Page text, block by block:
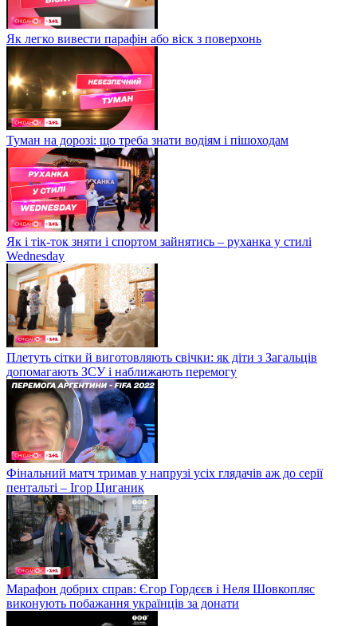
Як легко вивести парафін або віск з поверхонь
Туман на дорозі: що треба знати водіям і пішоходам
Як і тік-ток зняти і спортом зайнятись – руханка у стилі
Wednesday
Плетуть сітки й виготовляють свічки: як діти з Загальців
допомагають ЗСУ і наближають перемогу
Фінальний матч тримав у напрузі усіх глядачів аж до серії
пентальті – Ігор Циганик
Марафон добрих справ: Єгор Гордєєв і Неля Шовкопляс
виконують побажання українців за донати